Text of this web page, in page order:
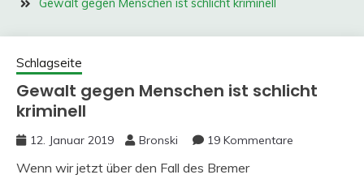
Gewalt gegen Menschen ist schlicht kriminell
Schlagseite
Gewalt gegen Menschen ist schlicht
kriminell
12. Januar 2019 Bronski 19 Kommentare
Wenn wir jetzt über den Fall des Bremer